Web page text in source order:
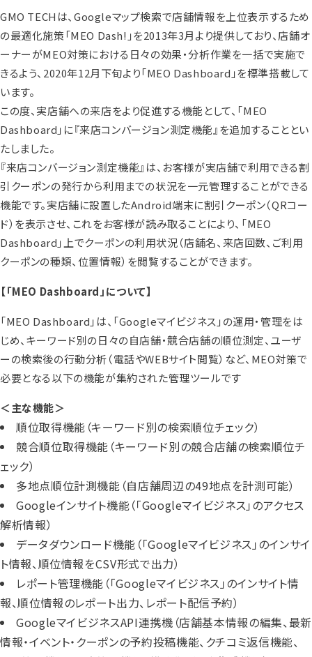
GMO TECHは、Googleマップ検索で店舗情報を上位表示するため
の最適化施策「MEO Dash!」を2013年3月より提供しており、店舗オ
ーナーがMEO対策における日々の効果・分析作業を一括で実施で
きるよう、2020年12月下旬より「MEO Dashboard」を標準搭載して
います。
この度、実店舗への来店をより促進する機能として、「MEO
Dashboard」に『来店コンバージョン測定機能』を追加することとい
たしました。
『来店コンバージョン測定機能』は、お客様が実店舗で利用できる割
引クーポンの発行から利用までの状況を一元管理することができる
機能です。実店舗に設置したAndroid端末に割引クーポン（QRコー
ド）を表示させ、これをお客様が読み取ることにより、「MEO
Dashboard」上でクーポンの利用状況（店舗名、来店回数、ご利用
クーポンの種類、位置情報）を閲覧することができます。
【「MEO Dashboard」について】
「MEO Dashboard」は、「Googleマイビジネス」の運用・管理をは
じめ、キーワード別の日々の自店舗・競合店舗の順位測定、ユーザ
ーの検索後の行動分析（電話やWEBサイト閲覧）など、MEO対策で
必要となる以下の機能が集約された管理ツールです
＜主な機能＞
順位取得機能（キーワード別の検索順位チェック）
競合順位取得機能（キーワード別の競合店舗の検索順位チ
ェック）
多地点順位計測機能（自店舗周辺の49地点を計測可能）
Googleインサイト機能（「Googleマイビジネス」のアクセス
解析情報）
データダウンロード機能（「Googleマイビジネス」のインサイ
ト情報、順位情報をCSV形式で出力）
レポート管理機能（「Googleマイビジネス」のインサイト情
報、順位情報のレポート出力、レポート配信予約）
GoogleマイビジネスAPI連携機（店舗基本情報の編集、最新
情報・イベント・クーポンの予約投稿機能、クチコミ返信機能、